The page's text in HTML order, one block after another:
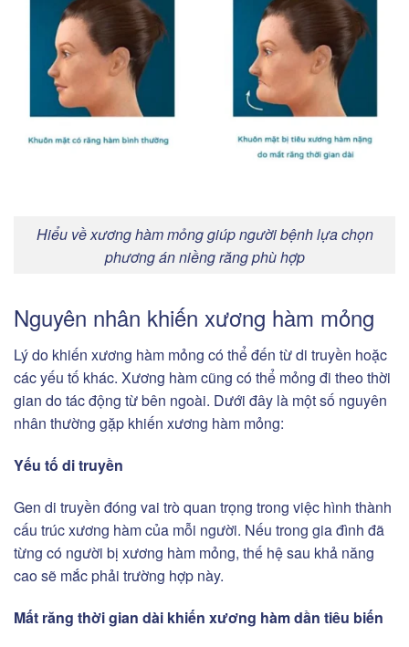
Hiểu về xương hàm mỏng giúp người bệnh lựa chọn
phương án niềng răng phù hợp
Nguyên nhân khiến xương hàm mỏng
Lý do khiến xương hàm mỏng có thể đến từ di truyền hoặc
các yếu tố khác. Xương hàm cũng có thể mỏng đi theo thời
gian do tác động từ bên ngoài. Dưới đây là một số nguyên
nhân thường gặp khiến xương hàm mỏng:
Yếu tố di truyền
Gen di truyền đóng vai trò quan trọng trong việc hình thành
cấu trúc xương hàm của mỗi người. Nếu trong gia đình đã
từng có người bị xương hàm mỏng, thế hệ sau khả năng
cao sẽ mắc phải trường hợp này.
Mất răng thời gian dài khiến xương hàm dần tiêu biến